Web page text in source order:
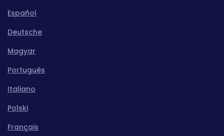
Español
Deutsche
Magyar
Português
Italiano
Polski
Français